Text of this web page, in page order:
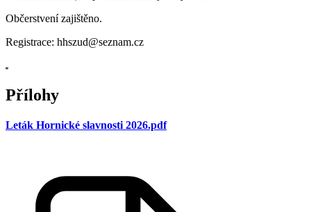
Občerstvení zajištěno.
Registrace: hhszud@seznam.cz
Přílohy
Leták Hornické slavnosti 2026.pdf